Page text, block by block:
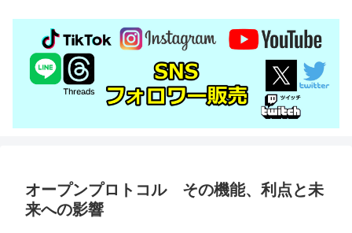
オープンプロトコル その機能、利点と未
来への影響